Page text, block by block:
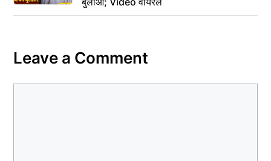
Leave a Comment